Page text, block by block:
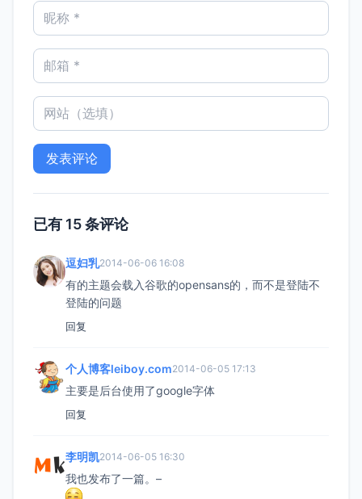
已有 15 条评论
逗妇乳2014-06-06 16:08
有的主题会载入谷歌的opensans的，而不是登陆不
登陆的问题
回复
个人博客leiboy.com2014-06-05 17:13
主要是后台使用了google字体
回复
李明凯2014-06-05 16:30
我也发布了一篇。–